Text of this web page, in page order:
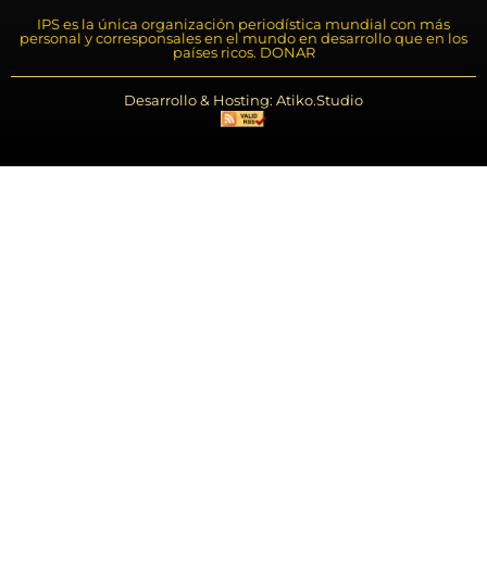
IPS es la única organización periodística mundial con más
personal y corresponsales en el mundo en desarrollo que en los
países ricos. DONAR
Desarrollo & Hosting: Atiko.Studio